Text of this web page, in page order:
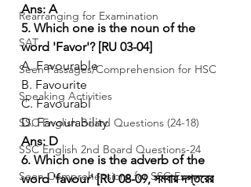
Rearranging for Examination
SAT
Seen Passages/Comprehension for HSC
Speaking Activities
SSC English Board Questions (24-18)
SSC English 2nd Board Questions-24
Seen Comprehensions for SSC Exam
Ans: A
5. Which one is the noun of the
word 'Favor'? [RU 03-04]
A. Favourable
B. Favourite
C. Favourabl
D. Favourability
Ans: D
6. Which one is the adverb of the
word 'favour' [RU 08-09, সমবায় দপ্তরের